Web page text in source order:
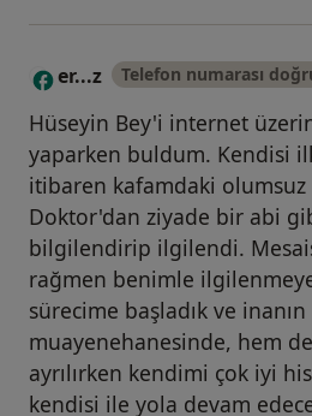
E er...z Telefon numarası
Hüseyin Bey'i internet
yaparken buldum. Kendisi
itibaren kafamdaki olumsuz
Doktor'dan ziyade bir abi
bilgilendirip ilgilendi.
rağmen benimle
sürecime başladık ve
muayenehanesinde, hem
ayrılırken kendimi çok iyi
kendisi ile yola devam